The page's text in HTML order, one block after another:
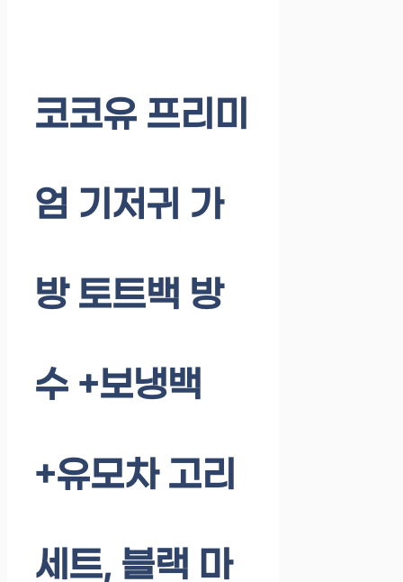
코코유 프리미
엄 기저귀 가
방 토트백 방
수 +보냉백
+유모차 고리
세트, 블랙 마